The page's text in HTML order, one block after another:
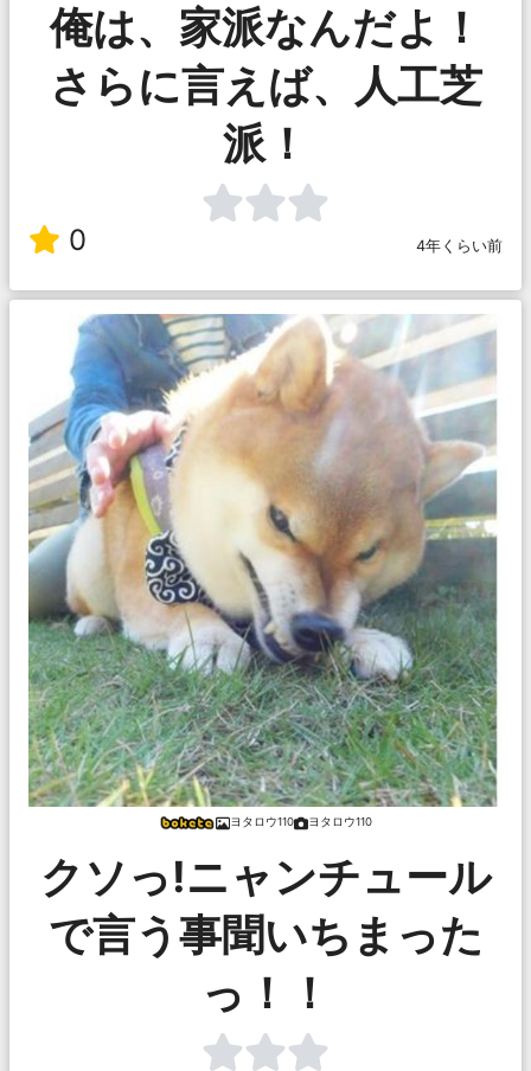
俺は、家派なんだよ！
さらに言えば、人工芝
派！
0 4年くらい前
ヨタロウ110 ヨタロウ110
クソっ!ニャンチュール
で言う事聞いちまった
っ！！